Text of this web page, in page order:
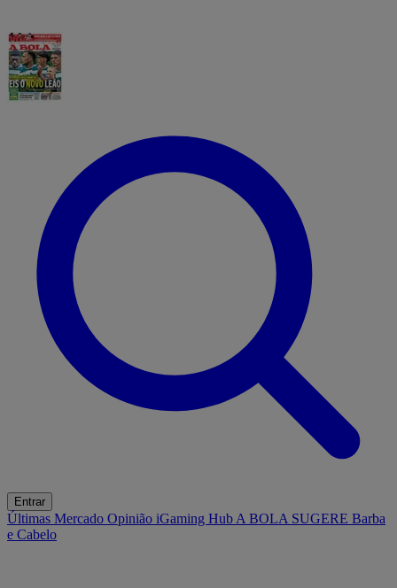
Entrar
Últimas Mercado Opinião iGaming Hub A BOLA SUGERE Barba
e Cabelo